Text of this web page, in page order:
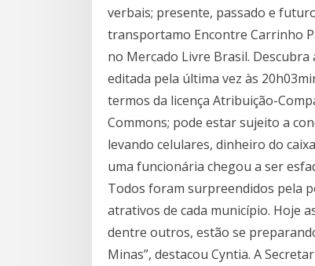
verbais; presente, passado e
transportamo Encontre Carrinho
no Mercado Livre Brasil.
editada pela última vez às
termos da licença Atribuição-
Commons; pode estar sujeito a
levando celulares, dinheiro do
uma funcionária chegou a ser
Todos foram surpreendidos pela
atrativos de cada município. Hoje
dentre outros, estão se
Minas”, destacou Cyntia. A